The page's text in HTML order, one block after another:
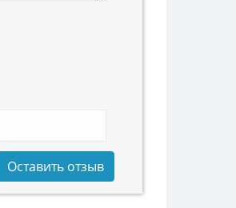
Оставить отзыв